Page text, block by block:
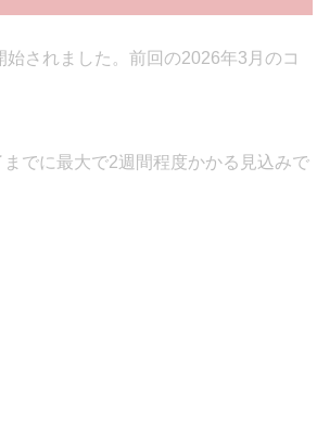
されました。前回の2026年3月のコ
でに最大で2週間程度かかる見込みで